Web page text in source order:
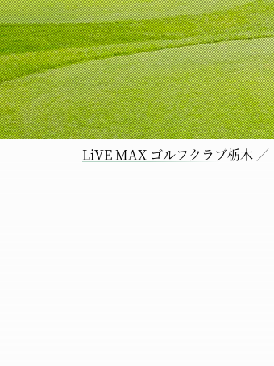
LiVE MAX ゴルフクラブ栃木